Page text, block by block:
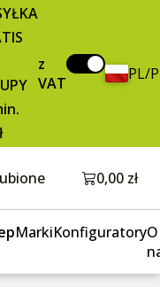
z
VAT
PL/
Otwórz
0,00 zł
MarkiKonfiguratoryO
Dodaj do koszyka